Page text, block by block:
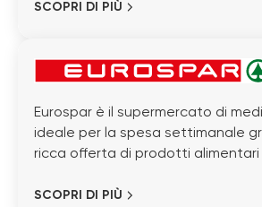
SCOPRI DI PIÙ
Eurospar è il supermercato di
ideale per la spesa settimanale
ricca offerta di prodotti alimentari
SCOPRI DI PIÙ